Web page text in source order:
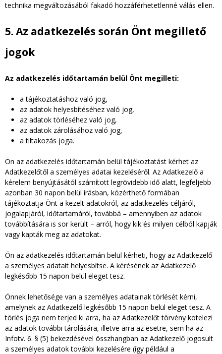
technika megváltozásából fakadó hozzáférhetetlenné válás ellen.
5. Az adatkezelés során Önt megillető
jogok
Az adatkezelés időtartamán belül Önt megilleti:
a tájékoztatáshoz való jog,
az adatok helyesbítéséhez való jog,
az adatok törléséhez való jog,
az adatok zárolásához való jog,
a tiltakozás joga.
Ön az adatkezelés időtartamán belül tájékoztatást kérhet az
Adatkezelőtől a személyes adatai kezeléséről. Az Adatkezelő a
kérelem benyújtásától számított legrövidebb idő alatt, legfeljebb
azonban 30 napon belül írásban, közérthető formában
tájékoztatja Önt a kezelt adatokról, az adatkezelés céljáról,
jogalapjáról, időtartamáról, továbbá – amennyiben az adatok
továbbítására is sor került – arról, hogy kik és milyen célból kapják
vagy kapták meg az adatokat.
Ön az adatkezelés időtartamán belül kérheti, hogy az Adatkezelő
a személyes adatait helyesbítse. A kérésének az Adatkezelő
legkésőbb 15 napon belül eleget tesz.
Önnek lehetősége van a személyes adatainak törlését kérni,
amelynek az Adatkezelő legkésőbb 15 napon belül eleget tesz. A
törlés joga nem terjed ki arra, ha az Adatkezelőt törvény kötelezi
az adatok további tárolására, illetve arra az esetre, sem ha az
Infotv. 6. § (5) bekezdésével összhangban az Adatkezelő jogosult
a személyes adatok további kezelésére (így például a